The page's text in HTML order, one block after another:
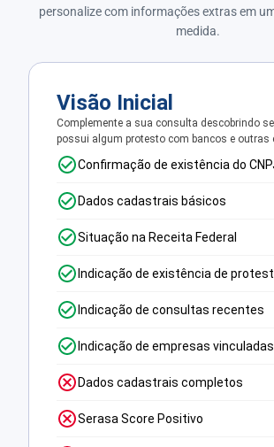
personalize com informações extras em
medida.
Visão Inicial
Complemente a sua consulta descobrindo se
possui algum protesto com bancos e outras
Confirmação de existência do
Dados cadastrais básicos
Situação na Receita Federal
Indicação de existência de
Indicação de consultas recentes
Indicação de empresas vinculadas
Dados cadastrais completos
Serasa Score Positivo